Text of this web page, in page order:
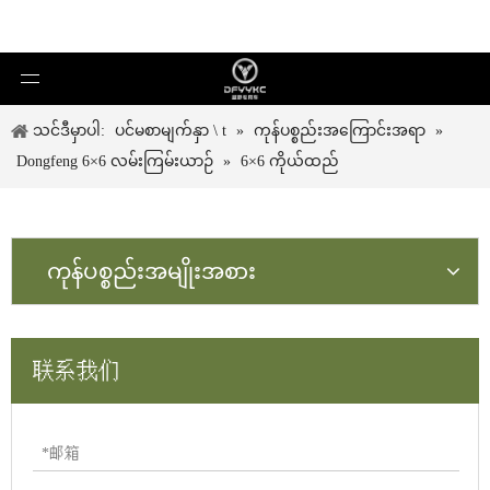
သင်ဒီမှာပါ: ပင်မစာမျက်နှာ \ t » ကုန်ပစ္စည်းအကြောင်းအရာ »
Dongfeng 6×6 လမ်းကြမ်းယာဉ် » 6×6 ကိုယ်ထည်
ကုန်ပစ္စည်းအမျိုးအစား
联系我们